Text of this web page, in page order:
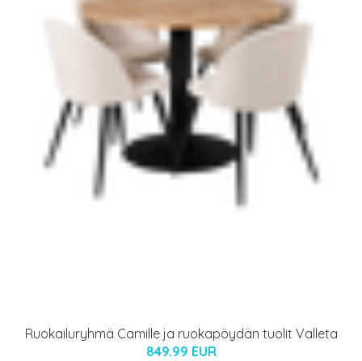
Ruokailuryhmä Camille ja ruokapöydän tuolit Valleta
849.99 EUR